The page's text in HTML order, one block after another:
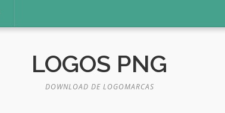
LOGOS PNG
DOWNLOAD DE LOGOMARCAS